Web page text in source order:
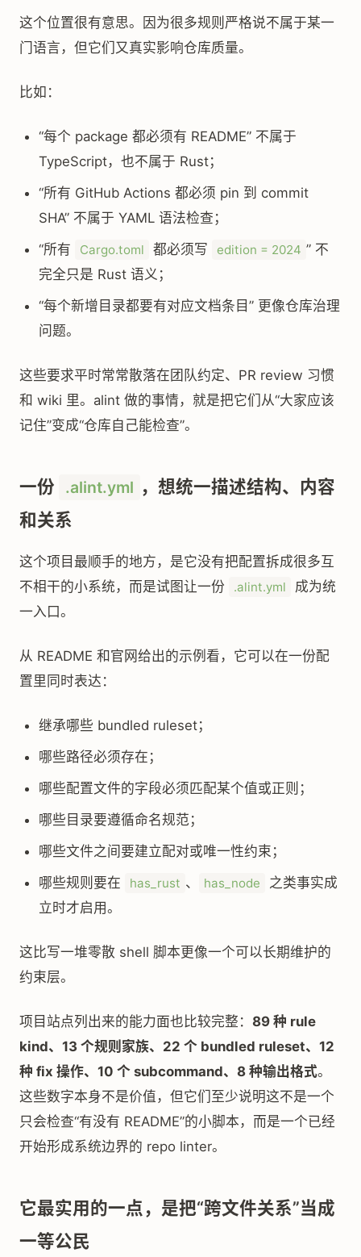
这个位置很有意思。因为很多规则严格说不属于某一
门语言，但它们又真实影响仓库质量。
比如：
“每个 package 都必须有 README” 不属于
TypeScript，也不属于 Rust；
“所有 GitHub Actions 都必须 pin 到 commit
SHA” 不属于 YAML 语法检查；
“所有
Cargo.toml 都必须写 edition = 2024 ” 不
完全只是 Rust 语义；
“每个新增目录都要有对应文档条目” 更像仓库治理
问题。
这些要求平时常常散落在团队约定、PR review 习惯
和 wiki 里。alint 做的事情，就是把它们从“大家应该
记住”变成“仓库自己能检查”。
一份 .alint.yml ，想统一描述结构、内容
和关系
这个项目最顺手的地方，是它没有把配置拆成很多互
不相干的小系统，而是试图让一份
.alint.yml
成为统
一入口。
从 README 和官网给出的示例看，它可以在一份配
置里同时表达：
继承哪些 bundled ruleset；
哪些路径必须存在；
哪些配置文件的字段必须匹配某个值或正则；
哪些目录要遵循命名规范；
哪些文件之间要建立配对或唯一性约束；
哪些规则要在
has_rust 、 has_node
之类事实成
立时才启用。
这比写一堆零散 shell 脚本更像一个可以长期维护的
约束层。
项目站点列出来的能力面也比较完整： 89 种 rule
kind、13 个规则家族、22 个 bundled ruleset、12
种 fix 操作、10 个 subcommand、8 种输出格式。
这些数字本身不是价值，但它们至少说明这不是一个
只会检查“有没有 README”的小脚本，而是一个已经
开始形成系统边界的 repo linter。
它最实用的一点，是把“跨文件关系”当成
一等公民